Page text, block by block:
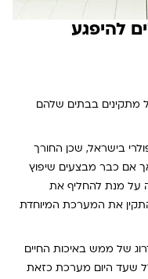
להיפגע
מתקינים בבתים שלהם
בישראל, שכן החורך
אם כבר מבצעים שיפוץ
על מנת להחליף את
את המערכת המיוחדת
של ממש באיכות החיים
שעד היום מערכת כזאת